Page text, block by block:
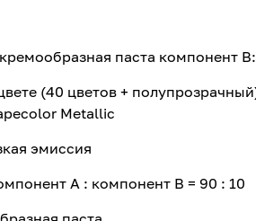
паста компонент В:
(40 цветов +
Metallic
эмиссия
A : компонент B = 90 : 10